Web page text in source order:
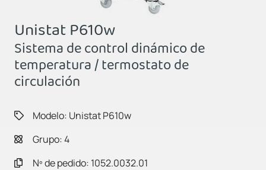
Unistat P610w
Sistema de control dinámico de
temperatura / termostato de
circulación
Modelo: Unistat P610w
Grupo: 4
Nº de pedido: 1052.0032.01